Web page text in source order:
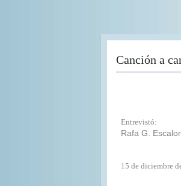
Canción a
Entrevistó:
Rafa G.
15 de diciembre